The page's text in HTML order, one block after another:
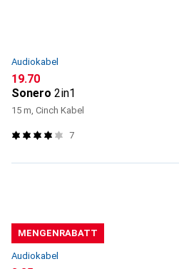
Audiokabel
CHF
19.70
Sonero 2in1
15 m, Cinch Kabel
7
MENGENRABATT
Audiokabel